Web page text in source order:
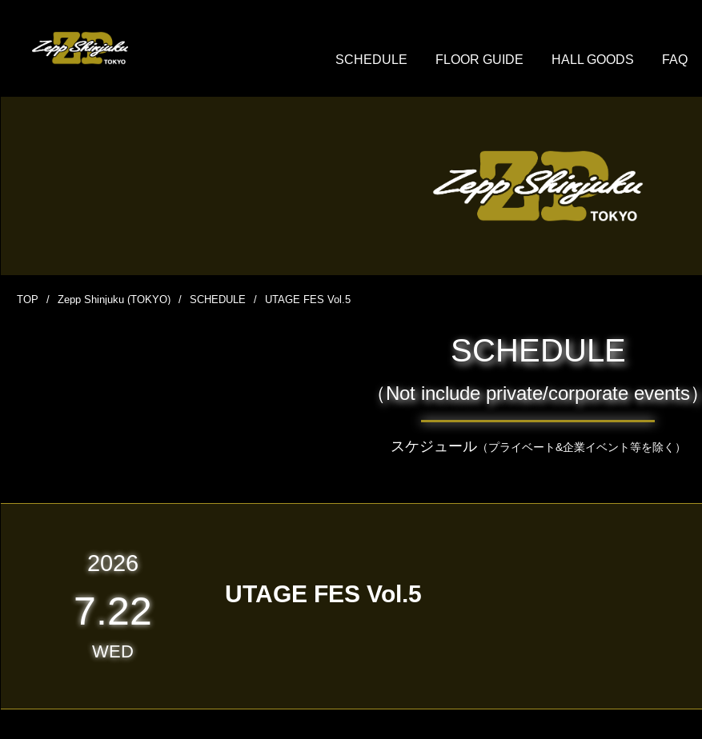
SCHEDULE FLOOR GUIDE HALL GOODS FAQ
TOP Zepp Shinjuku (TOKYO) SCHEDULE UTAGE FES Vol.5
SCHEDULE
（Not include private/corporate events）
スケジュール（プライベート&企業イベント等を除く）
2026
7.22
WED
UTAGE FES Vol.5